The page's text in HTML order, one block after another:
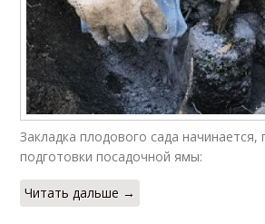
Закладка плодового сада начинается,
подготовки посадочной ямы:
Читать дальше →